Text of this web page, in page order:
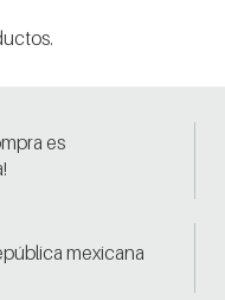
es
mexicana